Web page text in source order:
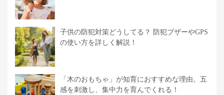
子供の防犯対策どうしてる？ 防犯ブザーやGPS
の使い方を詳しく解説！
「木のおもちゃ」が知育におすすめな理由。五
感を刺激し、集中力を育んでくれる！